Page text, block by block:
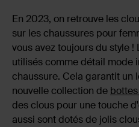
En 2023, on retrouve les
sur les chaussures pour
vous avez toujours du style
utilisés comme détail mode
chaussure. Cela garantit un
nouvelle collection de
des clous pour une touche
aussi sont dotés de jolis